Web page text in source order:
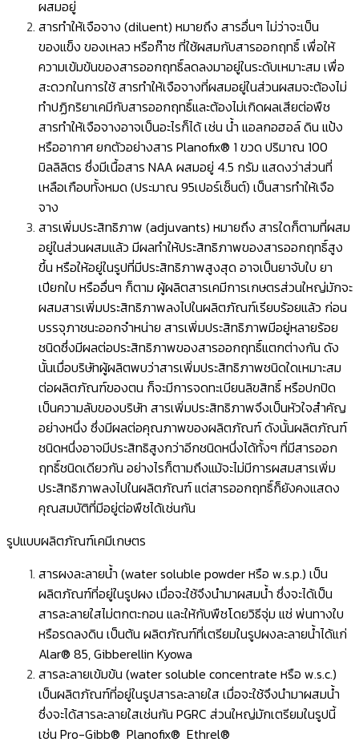
ผสมอยู่
สารทำให้เจือจาง (diluent) หมายถึง สารอื่นๆ ไม่ว่าจะเป็น
ของแข็ง ของเหลว หรือก๊าซ ที่ใช้ผสมกับสารออกฤทธิ์ เพื่อให้
ความเข้มข้นของสารออกฤทธิ์ลดลงมาอยู่ในระดับเหมาะสม เพื่อ
สะดวกในการใช้ สารทำให้เจือจางที่ผสมอยู่ในส่วนผสมจะต้องไม่
ทำปฏิกริยาเคมีกับสารออกฤทธิ์และต้องไม่เกิดผลเสียต่อพืช
สารทำให้เจือจางอาจเป็นอะไรก็ได้ เช่น นํ้า แอลกอฮอล์ ดิน แป้ง
หรืออากาศ ยกตัวอย่างสาร Planofix® 1 ขวด ปริมาณ 100
มิลลิลิตร ซึ่งมีเนื้อสาร NAA ผสมอยู่ 4.5 กรัม แสดงว่าส่วนที่
เหลือเกือบทั้งหมด (ประมาณ 95เปอร์เซ็นต์) เป็นสารทำให้เจือ
จาง
สารเพิ่มประสิทธิภาพ (adjuvants) หมายถึง สารใดก็ตามที่ผสม
อยู่ในส่วนผสมแล้ว มีผลทำให้ประสิทธิภาพของสารออกฤทธิ์สูง
ขึ้น หรือให้อยู่ในรูปที่มีประสิทธิภาพสูงสุด อาจเป็นยาจับใบ ยา
เปียกใบ หรืออื่นๆ ก็ตาม ผู้ผลิตสารเคมีการเกษตรส่วนใหญ่มักจะ
ผสมสารเพิ่มประสิทธิภาพลงไปในผลิตภัณฑ์เรียบร้อยแล้ว ก่อน
บรรจุภาชนะออกจำหน่าย สารเพิ่มประสิทธิภาพมีอยู่หลายร้อย
ชนิดซึ่งมีผลต่อประสิทธิภาพของสารออกฤทธิ์แตกต่างกัน ดัง
นั้นเมื่อบริษัทผู้ผลิตพบว่าสารเพิ่มประสิทธิภาพชนิดใดเหมาะสม
ต่อผลิตภัณฑ์ของตน ก็จะมีการจดทะเบียนลิขสิทธิ์ หรือปกปิด
เป็นความลับของบริษัท สารเพิ่มประสิทธิภาพจึงเป็นหัวใจสำคัญ
อย่างหนึ่ง ซึ่งมีผลต่อคุณภาพของผลิตภัณฑ์ ดังนั้นผลิตภัณฑ์
ชนิดหนึ่งอาจมีประสิทธิสูงกว่าอีกชนิดหนึ่งได้ทั้งๆ ที่มีสารออก
ฤทธิ์ชนิดเดียวกัน อย่างไรก็ตามถึงแม้จะไม่มีการผสมสารเพิ่ม
ประสิทธิภาพลงไปในผลิตภัณฑ์ แต่สารออกฤทธิ์ก็ยังคงแสดง
คุณสมบัติที่มีอยู่ต่อพืชได้เช่นกัน
รูปแบบผลิตภัณฑ์เคมีเกษตร
สารผงละลายน้ำ (water soluble powder หรือ w.s.p.) เป็น
ผลิตภัณฑ์ที่อยู่ในรูปผง เมื่อจะใช้จึงนำมาผสมนํ้า ซึ่งจะได้เป็น
สารละลายใสไม่ตกตะกอน และให้กับพืชโดยวิธีจุ่ม แช่ พ่นทางใบ
หรือรดลงดิน เป็นต้น ผลิตภัณฑ์ที่เตรียมในรูปผงละลายนํ้าได้แก่
Alar® 85, Gibberellin Kyowa
สารละลายเข้มข้น (water soluble concentrate หรือ w.s.c.)
เป็นผลิตภัณฑ์ที่อยู่ในรูปสารละลายใส เมื่อจะใช้จึงนำมาผสมนํ้า
ซึ่งจะได้สารละลายใสเช่นกัน PGRC ส่วนใหญ่มักเตรียมในรูปนี้
เช่น Pro-Gibb® Planofix® Ethrel®